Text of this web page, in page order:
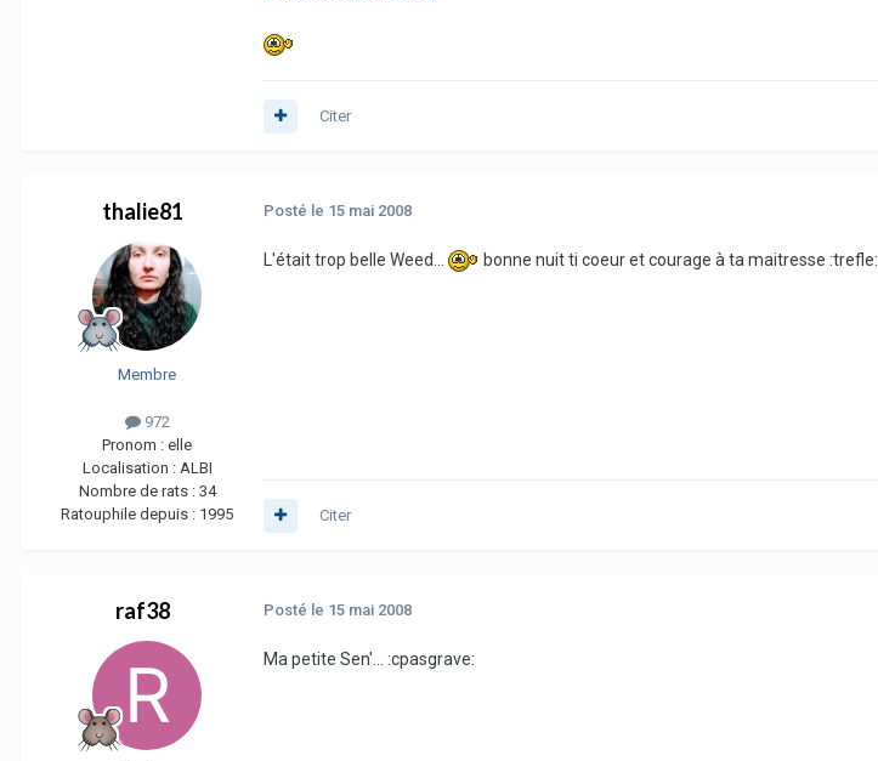
Citer
thalie81
Membre
972
Pronom : elle
Localisation : ALBI
Nombre de rats : 34
Ratouphile depuis : 1995
Posté le 15 mai 2008
L'était trop belle Weed... bonne nuit ti coeur et courage à ta maitresse :trefle:
Citer
raf38 Posté le 15 mai 2008
Ma petite Sen'... :cpasgrave: